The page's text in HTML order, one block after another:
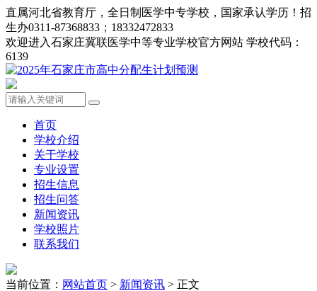
直属河北省教育厅，全日制医学中专学校，国家承认学历！招
生办0311-87368833；18332472833
欢迎进入石家庄冀联医学中等专业学校官方网站 学校代码：
6139
首页
学校介绍
关于学校
专业设置
招生信息
招生问答
新闻资讯
学校照片
联系我们
当前位置： 网站首页 > 新闻资讯 > 正文